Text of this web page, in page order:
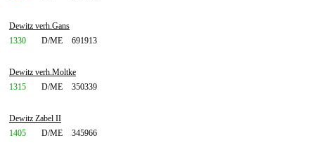
Dewitz verh.Gans
1330
D/ME 691913
Dewitz verh.Moltke
1315
D/ME 350339
Dewitz Zabel II
1405
D/ME 345966